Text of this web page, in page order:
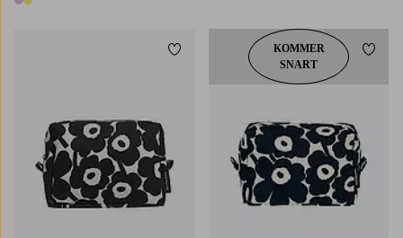
2 farger
Legg til favoritterKOMMER
SNART